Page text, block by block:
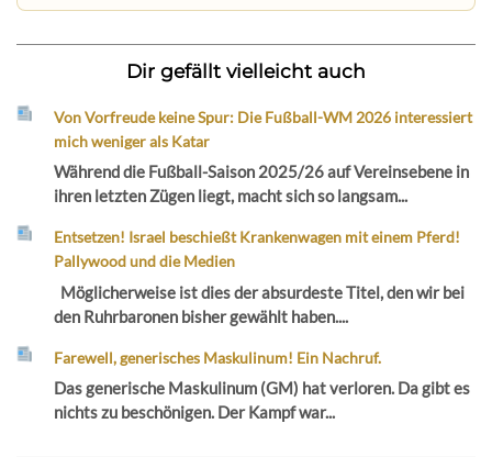
Dir gefällt vielleicht auch
Von Vorfreude keine Spur: Die Fußball-WM 2026 interessiert
mich weniger als Katar
Während die Fußball-Saison 2025/26 auf Vereinsebene in
ihren letzten Zügen liegt, macht sich so langsam...
Entsetzen! Israel beschießt Krankenwagen mit einem Pferd!
Pallywood und die Medien
Möglicherweise ist dies der absurdeste Titel, den wir bei
den Ruhrbaronen bisher gewählt haben....
Farewell, generisches Maskulinum! Ein Nachruf.
Das generische Maskulinum (GM) hat verloren. Da gibt es
nichts zu beschönigen. Der Kampf war...